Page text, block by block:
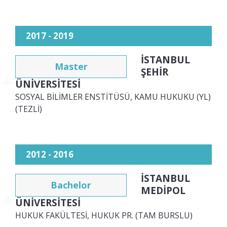
2017 - 2019
Master
İSTANBUL
ŞEHİR
ÜNİVERSİTESİ
SOSYAL BİLİMLER ENSTİTÜSÜ, KAMU HUKUKU (YL)
(TEZLİ)
2012 - 2016
Bachelor
İSTANBUL
MEDİPOL
ÜNİVERSİTESİ
HUKUK FAKÜLTESİ, HUKUK PR. (TAM BURSLU)